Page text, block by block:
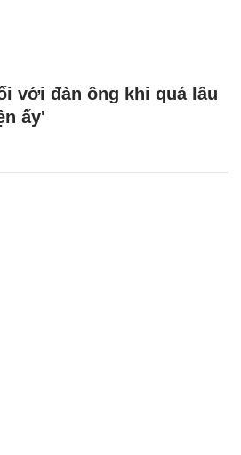
với đàn ông khi quá lâu
ấy'